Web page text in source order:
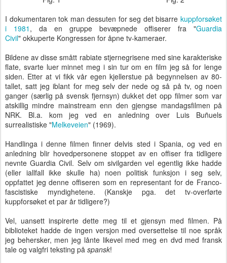
I dokumentaren tok man dessuten for seg det bisarre kuppforsøket
i 1981 , da en gruppe bevæpnede offiserer fra "Guardia
Civil" okkuperte Kongressen for åpne tv-kameraer.
Bildene av disse smått rabiate stjernegrisene med sine karakteriske
flate, svarte luer minnet meg i sin tur om en film jeg så for lenge
siden. Etter at vi fikk vår egen kjellerstue på begynnelsen av 80-
tallet, satt jeg iblant for meg selv der nede og så på tv, og noen
ganger (særlig på svensk fjernsyn) dukket det opp filmer som var
atskillig mindre mainstream enn den gjengse mandagsfilmen på
NRK. Bl.a. kom jeg ved en anledning over Luis Buñuels
surrealistiske "Melkeveien" (1969).
Handlinga i denne filmen finner delvis sted i Spania, og ved en
anledning blir hovedpersonene stoppet av en offiser fra tidligere
nevnte Guardia Civil. Selv om sivilgarden vel egentlig ikke hadde
(eller iallfall ikke skulle ha) noen politisk funksjon i seg selv,
oppfattet jeg denne offiseren som en representant for de Franco-
fascistiske myndighetene. (Kanskje pga. det tv-overførte
kuppforsøket et par år tidligere?)
Vel, uansett inspirerte dette meg til et gjensyn med filmen. På
biblioteket hadde de ingen versjon med oversettelse til noe språk
jeg behersker, men jeg lånte likevel med meg en dvd med fransk
tale og valgfri teksting på spansk!